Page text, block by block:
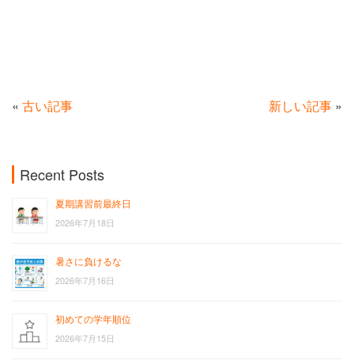
« 古い記事 新しい記事 »
Recent Posts
夏期講習前最終日
2026年7月18日
暑さに負けるな
2026年7月16日
初めての学年順位
2026年7月15日